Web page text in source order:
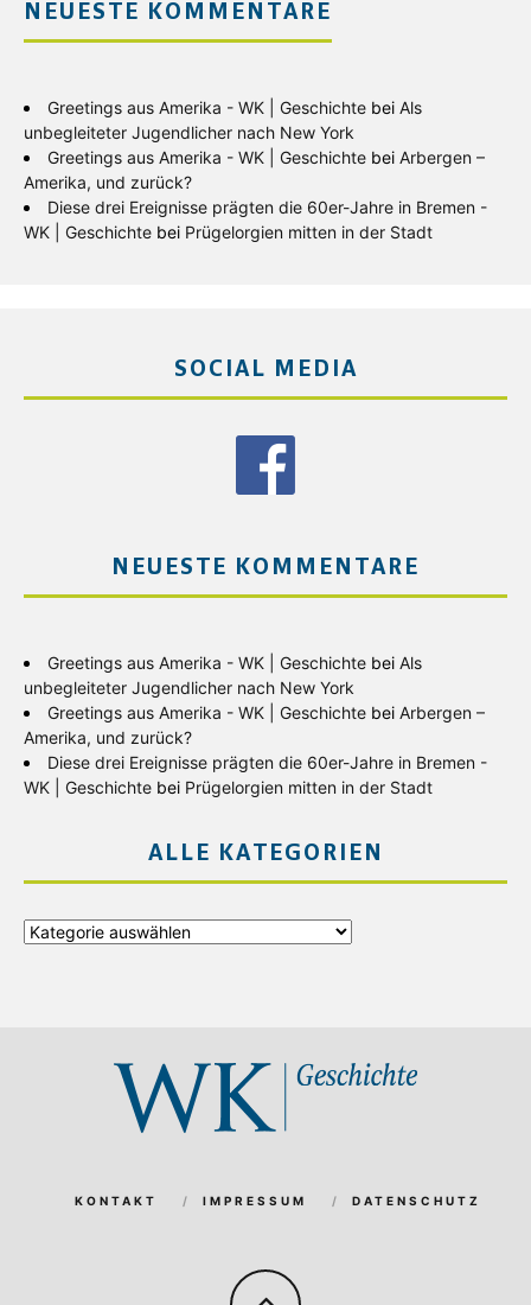
NEUESTE KOMMENTARE
Greetings aus Amerika - WK | Geschichte bei Als
unbegleiteter Jugendlicher nach New York
Greetings aus Amerika - WK | Geschichte bei Arbergen –
Amerika, und zurück?
Diese drei Ereignisse prägten die 60er-Jahre in Bremen -
WK | Geschichte bei Prügelorgien mitten in der Stadt
SOCIAL MEDIA
NEUESTE KOMMENTARE
Greetings aus Amerika - WK | Geschichte bei Als
unbegleiteter Jugendlicher nach New York
Greetings aus Amerika - WK | Geschichte bei Arbergen –
Amerika, und zurück?
Diese drei Ereignisse prägten die 60er-Jahre in Bremen -
WK | Geschichte bei Prügelorgien mitten in der Stadt
ALLE KATEGORIEN
Alle
KONTAKT IMPRESSUM DATENSCHUTZ